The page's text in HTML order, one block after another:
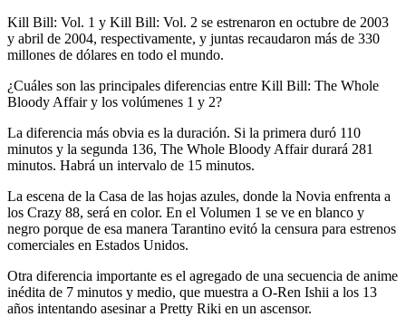
Kill Bill: Vol. 1 y Kill Bill: Vol. 2 se estrenaron en octubre de 2003
y abril de 2004, respectivamente, y juntas recaudaron más de 330
millones de dólares en todo el mundo.
¿Cuáles son las principales diferencias entre Kill Bill: The Whole
Bloody Affair y los volúmenes 1 y 2?
La diferencia más obvia es la duración. Si la primera duró 110
minutos y la segunda 136, The Whole Bloody Affair durará 281
minutos. Habrá un intervalo de 15 minutos.
La escena de la Casa de las hojas azules, donde la Novia enfrenta a
los Crazy 88, será en color. En el Volumen 1 se ve en blanco y
negro porque de esa manera Tarantino evitó la censura para estrenos
comerciales en Estados Unidos.
Otra diferencia importante es el agregado de una secuencia de anime
inédita de 7 minutos y medio, que muestra a O-Ren Ishii a los 13
años intentando asesinar a Pretty Riki en un ascensor.